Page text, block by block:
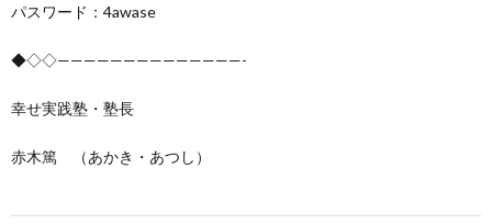
パスワード：4awase
◆◇◇——————————————-
幸せ実践塾・塾長
赤木篤 （あかき・あつし）